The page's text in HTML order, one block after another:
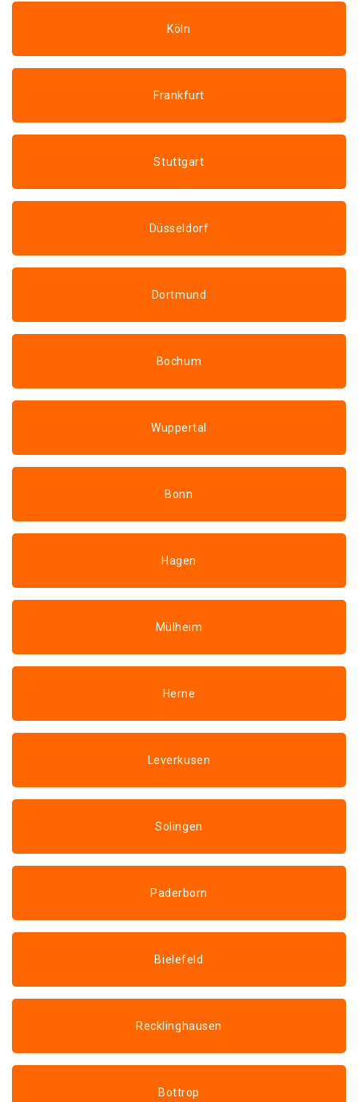
Köln
Frankfurt
Stuttgart
Düsseldorf
Dortmund
Bochum
Wuppertal
Bonn
Hagen
Mülheim
Herne
Leverkusen
Solingen
Paderborn
Bielefeld
Recklinghausen
Bottrop